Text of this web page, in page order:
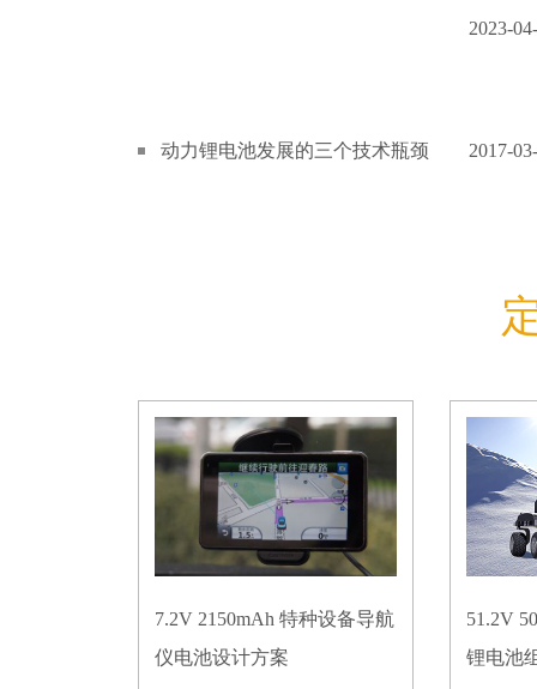
2023-
动力锂电池发展的三个技术瓶颈 2017-
7.2V 2150mAh 特种设备导航
仪电池设计方案
51.2V
锂电池